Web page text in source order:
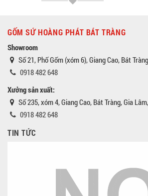
GỐM SỨ HOÀNG PHÁT BÁT TRÀNG
Showroom
Số 21, Phố Gốm (xóm 6), Giang Cao, Bát
0918 482 648
Xưởng sản xuất:
Số 235, xóm 4, Giang Cao, Bát Tràng, Gia
0918 482 648
TIN TỨC